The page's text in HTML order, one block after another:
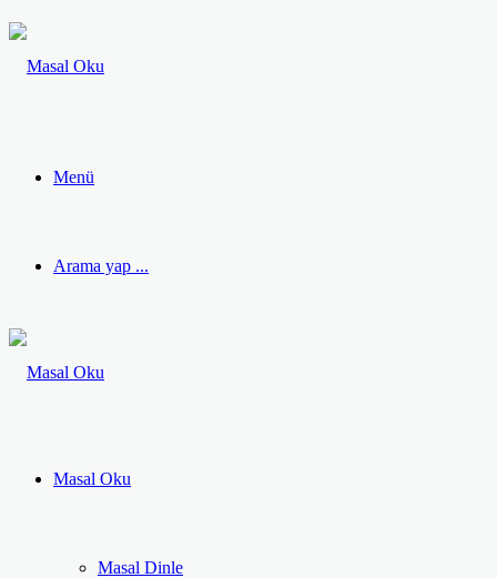
Menü
Arama yap ...
Masal Oku
Masal Dinle